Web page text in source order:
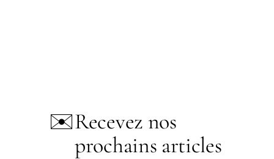
✉️Recevez nos
prochains articles